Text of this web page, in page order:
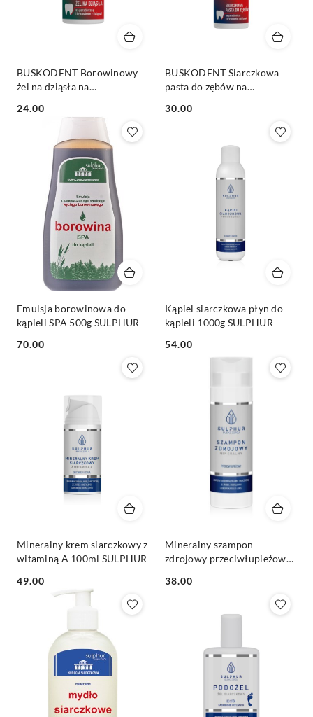
BUSKODENT Borowinowy
żel na dziąsła na
dziąseł bez fluoru 35g
Cena:
24.00
BUSKODENT Siarczkowa
pasta do zębów na
dziąseł bez fluoru 75g
Cena:
30.00
Emulsja borowinowa do
kąpieli SPA 500g SULPHUR
Cena:
70.00
Kąpiel siarczkowa płyn do
kąpieli 1000g SULPHUR
Cena:
54.00
Mineralny krem siarczkowy z
witaminą A 100ml SULPHUR
Cena:
49.00
Mineralny szampon
zdrojowy przeciwłupieżowy
Cena:
38.00